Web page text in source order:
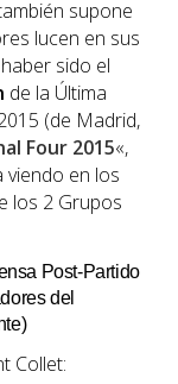
supone
lucen en sus
sido el
de la Última
(de Madrid,
Four 2015«,
viendo en los
los 2 Grupos
Post-Partido
del
Collet: